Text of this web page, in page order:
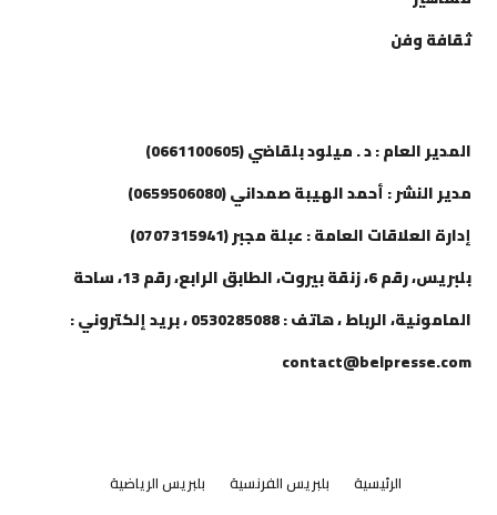
ثقافة وفن
المدير العام : د . ميلود بلقاضي (0661100605)
مدير النشر : أحمد الهيبة صمداني (0659506080)
إدارة العلاقات العامة : عبلة مجبر (0707315941)
بلبريس، رقم 6، زنقة بيروت، الطابق الرابع، رقم 13، ساحة
المامونية، الرباط ، هاتف : 0530285088 ، بريد إلكتروني :
contact@belpresse.com
الرئيسية بلبريس الفرنسية بلبريس الرياضية